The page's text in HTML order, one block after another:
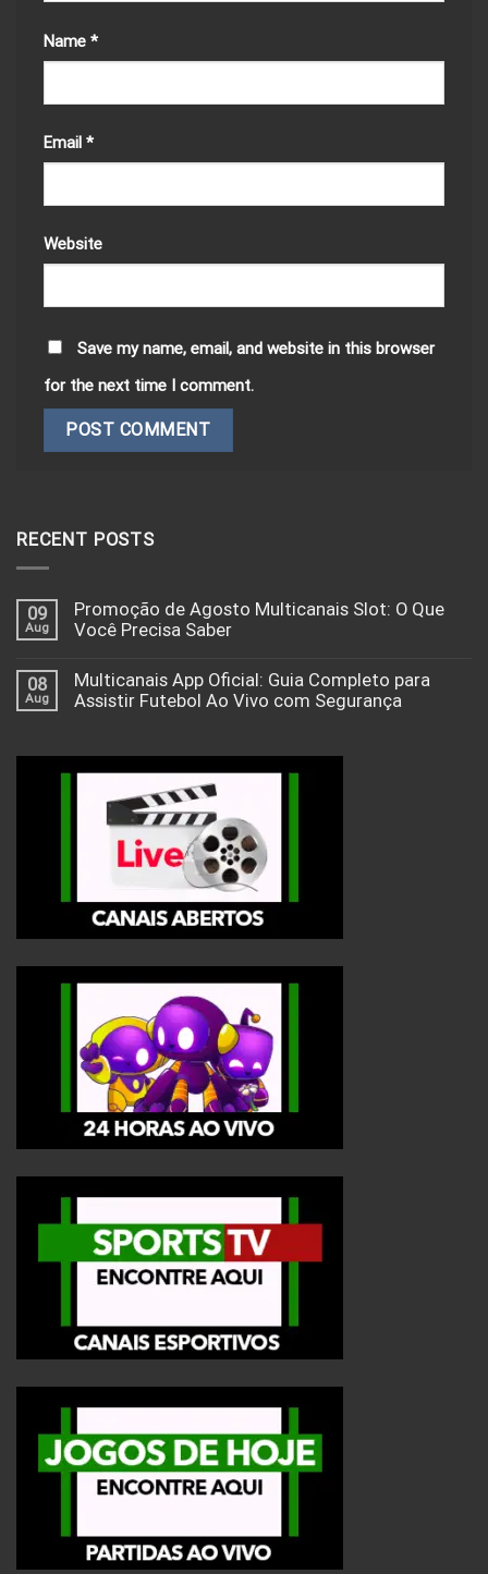
Name *
Email *
Website
Save my name, email, and website in this browser
for the next time I comment.
RECENT POSTS
09
Aug
Promoção de Agosto Multicanais Slot: O Que
Você Precisa Saber
08
Aug
Multicanais App Oficial: Guia Completo para
Assistir Futebol Ao Vivo com Segurança